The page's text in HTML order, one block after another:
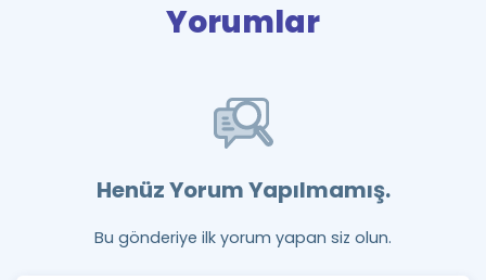
Yorumlar
Henüz Yorum Yapılmamış.
Bu gönderiye ilk yorum yapan siz olun.